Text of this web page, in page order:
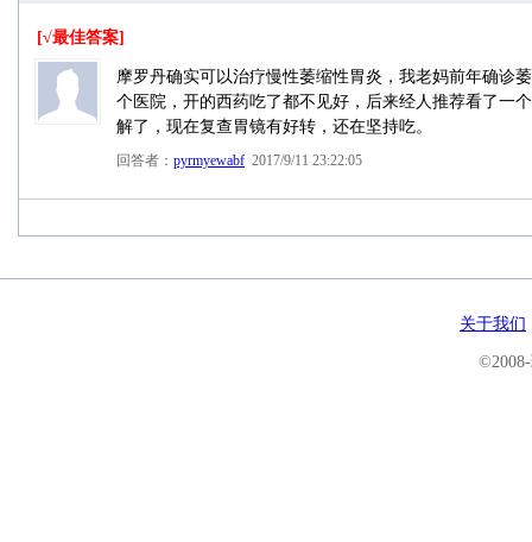
[√最佳答案]
摩罗丹确实可以治疗慢性萎缩性胃炎，我老妈前年确诊
个医院，开的西药吃了都不见好，后来经人推荐看了一
解了，现在复查胃镜有好转，还在坚持吃。
回答者： pyrmyewabf 2017/9/11 23:22:05
关于我们